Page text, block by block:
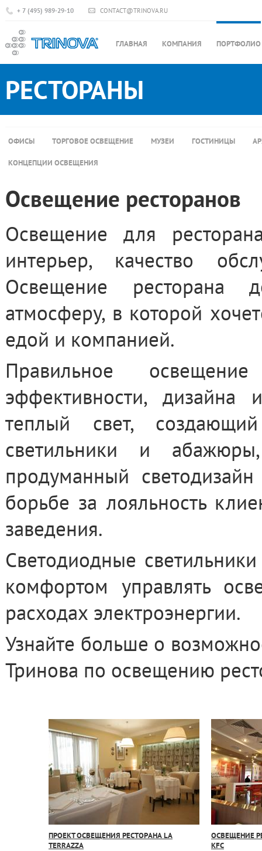
+ 7 (495) 989-29-10 CONTACT@TRINOVA.RU
ГЛАВНАЯ КОМПАНИЯ ПОРТФОЛИО
РЕСТОРАНЫ
ОФИСЫ ТОРГОВОЕ ОСВЕЩЕНИЕ МУЗЕИ ГОСТИНИЦЫ
КОНЦЕПЦИИ ОСВЕЩЕНИЯ
Освещение ресторанов
Освещение для
интерьер, качество
Освещение ресторана
атмосферу, в которой
едой и компанией.
Правильное
эффективности, дизайна
теплый свет,
светильники и
продуманный
борьбе за лояльность
заведения.
Светодиодные
комфортом управлять
расходах электроэнергии.
Узнайте больше о
Тринова по освещению
ПРОЕКТ ОСВЕЩЕНИЯ РЕСТОРАНА LA
TERRAZZA
ОСВЕЩЕНИЕ
KFC